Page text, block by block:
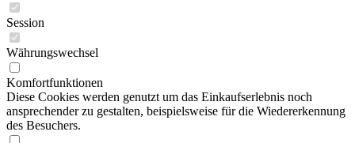
Session
Währungswechsel
Komfortfunktionen
Diese Cookies werden genutzt um das Einkaufserlebnis noch
ansprechender zu gestalten, beispielsweise für die Wiedererkennung
des Besuchers.